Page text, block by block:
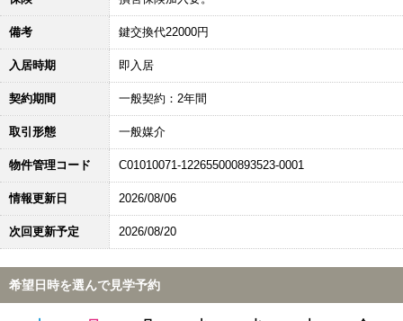
備考 鍵交換代22000円
入居時期 即入居
契約期間 一般契約：2年間
取引形態 一般媒介
物件管理コード C01010071-122655000893523-0001
情報更新日 2026/08/06
次回更新予定 2026/08/20
希望日時を選んで見学予約